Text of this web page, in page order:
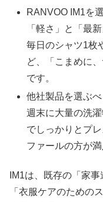
RANVOO IM1を
「軽さ」と「最
毎日のシャツ1枚
ど、「こまめに
です。
他社製品を選ぶ
週末に大量の洗
でしっかりとプ
ファールの方が
IM1は、既存の「家
「衣服ケアのための